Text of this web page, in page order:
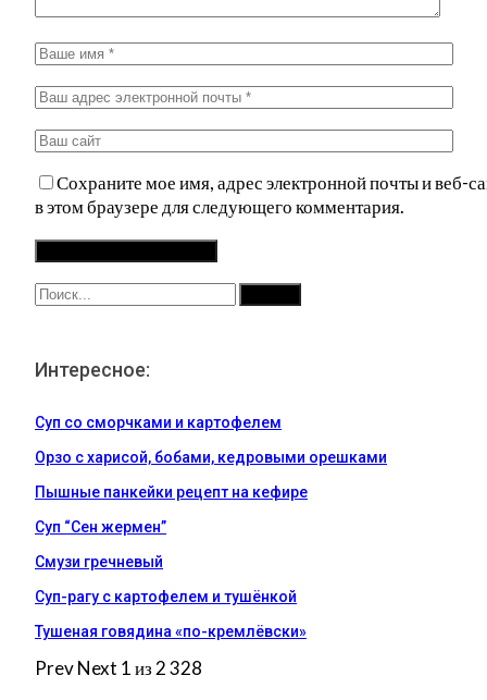
Сохраните мое имя, адрес электронной почты и веб-
в этом браузере для следующего комментария.
Интересное:
Суп со сморчками и картофелем
Орзо с харисой, бобами, кедровыми орешками
Пышные панкейки рецепт на кефире
Суп “Сен жермен”
Смузи гречневый
Суп-рагу с картофелем и тушёнкой
Тушеная говядина «по-кремлёвски»
PrevNext 1 из 2 328